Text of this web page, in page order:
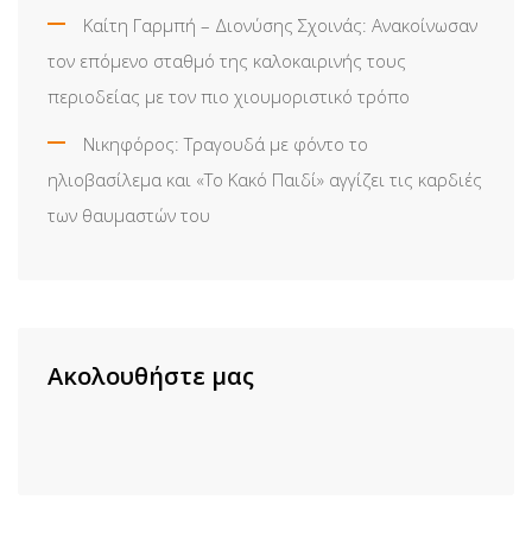
Καίτη Γαρμπή – Διονύσης Σχοινάς: Ανακοίνωσαν
τον επόμενο σταθμό της καλοκαιρινής τους
περιοδείας με τον πιο χιουμοριστικό τρόπο
Νικηφόρος: Τραγουδά με φόντο το
ηλιοβασίλεμα και «Το Κακό Παιδί» αγγίζει τις καρδιές
των θαυμαστών του
Ακολουθήστε μας